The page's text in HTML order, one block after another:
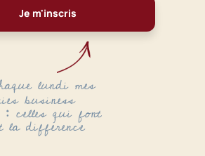
Je m'inscris
lundi mes
business
: celles qui font
la différence